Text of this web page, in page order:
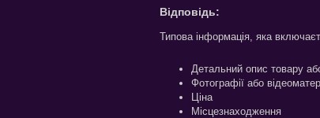
Відповідь:
Типова інформація, яка
Детальний опис товару
Фотографії або
Ціна
Місцезнаходження